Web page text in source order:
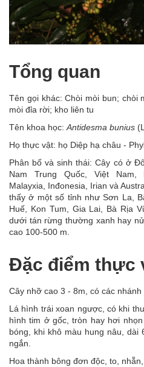
Tổng quan
Tên gọi khác: Chòi mòi bun; chòi
mòi đỉa rời; kho liên tu
Tên khoa học:Antidesma bunius
Họ thực vật: họ Diệp hạ châu -
Phân bố và sinh thái: Cây có ở
Nam Trung Quốc, Việt Nam,
Malayxia, Inđonesia, Irian và
thấy ở một số tỉnh như Sơn La,
Huế, Kon Tum, Gia Lai, Bà Rịa
dưới tán rừng thường xanh hay
cao 100-500 m.
Đặc điểm thực
Cây nhỡ cao 3 - 8m, có các nhánh
Lá hình trái xoan ngược, có khi
hình tim ở gốc, tròn hay hơi
bóng, khi khô màu hung nâu, dài
ngắn.
Hoa thành bông đơn độc, to,